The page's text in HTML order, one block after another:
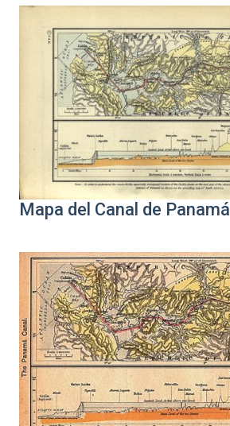
Mapa del Canal de Panamá